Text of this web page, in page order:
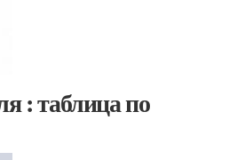
: таблица по